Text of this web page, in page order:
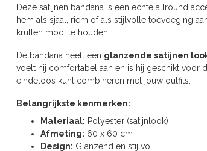
Deze satijnen bandana is een echte allround
hem als sjaal, riem of als stijlvolle toevoeging
krullen mooi te houden.
De bandana heeft een glanzende satijnen
voelt hij comfortabel aan en is hij geschikt voor
eindeloos kunt combineren met jouw outfits.
Belangrijkste kenmerken:
Materiaal: Polyester (satijnlook)
Afmeting: 60 x 60 cm
Design: Glanzend en stijlvol